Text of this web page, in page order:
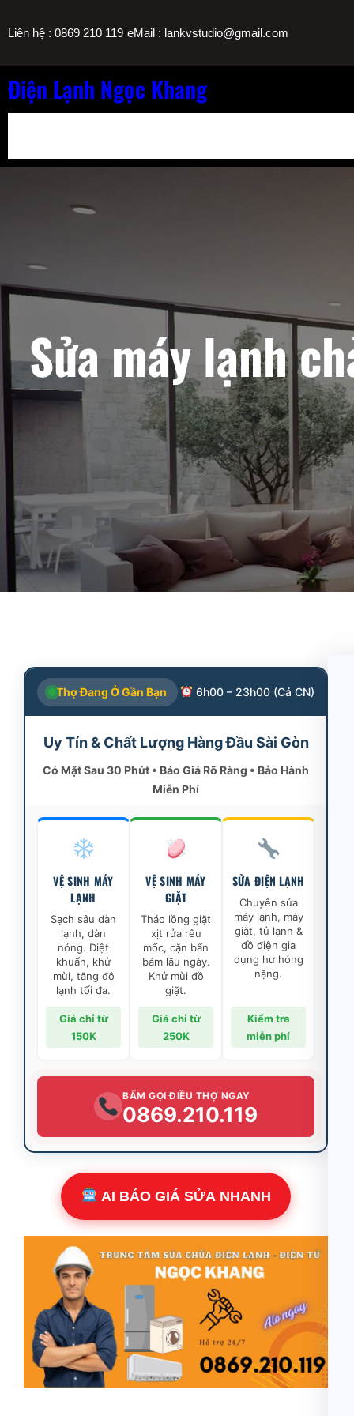
đến
nội
dung
Liên hệ : 0869 210 119/eMail : lankvstudio@gmail.com
Điện Lạnh Ngọc Khang
Sửa máy lạnh
Thợ Đang Ở Gần Bạn 6h00 – 23h00 (Cả CN)
Uy Tín & Chất Lượng Hàng Đầu Sài Gòn
Có Mặt Sau 30 Phút • Báo Giá Rõ Ràng • Bảo Hành
Miễn Phí
VỆ SINH MÁY
LẠNH
Sạch sâu dàn
lạnh, dàn
nóng. Diệt
khuẩn, khử
mùi, tăng độ
lạnh tối đa.
Giá chỉ từ
150K
VỆ SINH MÁY
GIẶT
Tháo lồng giặt
xịt rửa rêu
mốc, cặn bẩn
bám lâu ngày.
Khử mùi đồ
giặt.
Giá chỉ từ
250K
SỬA ĐIỆN LẠNH
Chuyên sửa
máy lạnh, máy
giặt, tủ lạnh &
đồ điện gia
dụng hư hỏng
nặng.
Kiểm tra
miễn phí
BẤM GỌI ĐIỀU THỢ NGAY
0869.210.119
AI BÁO GIÁ SỬA NHANH